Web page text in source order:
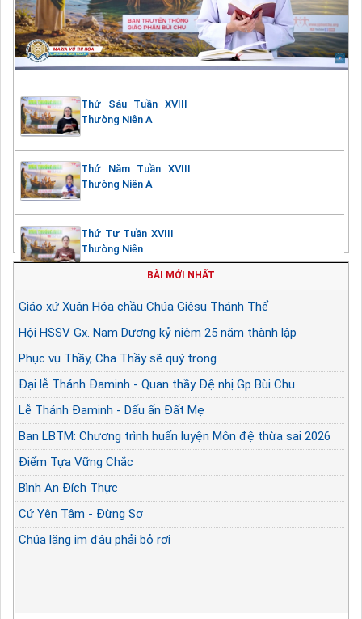
Thứ Sáu Tuần XVIII
Thường Niên A
Thứ Năm Tuần XVIII
Thường Niên A
Thứ Tư Tuần XVIII
Thường Niên
BÀI MỚI NHẤT
Giáo xứ Xuân Hóa chầu Chúa Giêsu Thánh Thể
Hội HSSV Gx. Nam Dương kỷ niệm 25 năm thành lập
Phục vụ Thầy, Cha Thầy sẽ quý trọng
Đại lễ Thánh Đaminh - Quan thầy Đệ nhị Gp Bùi Chu
Lễ Thánh Đaminh - Dấu ấn Đất Mẹ
Ban LBTM: Chương trình huấn luyện Môn đệ thừa sai 2026
Điểm Tựa Vững Chắc
Bình An Đích Thực
Cứ Yên Tâm - Đừng Sợ
Chúa lặng im đâu phải bỏ rơi